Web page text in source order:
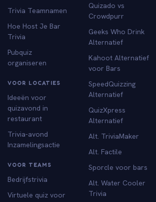
Trivia Teamnamen
Hoe Host Je Bar
Trivia
Pubquiz
organiseren
VOOR LOCATIES
Ideeën voor
quizavond in
restaurant
Trivia-avond
Inzamelingsactie
VOOR TEAMS
Bedrijfstrivia
Virtuele quiz voor
Quizado vs
Crowdpurr
Geeks Who Drink
Alternatief
Kahoot Alternatief
voor Bars
SpeedQuizzing
Alternatief
QuizXpress
Alternatief
Alt. TriviaMaker
Alt. Factile
Sporcle voor bars
Alt. Water Cooler
Trivia